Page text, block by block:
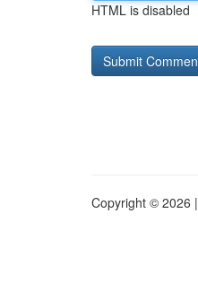
HTML is disabled
Copyright © 2026 |